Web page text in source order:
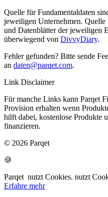
Quelle für Fundamentaldaten
jeweiligen Unternehmen.
und Datenblätter der jeweiligen
überwiegend von DivvyDiary.
Fehler gefunden? Bitte sende
an daten@parqet.com.
Link Disclaimer
Für manche Links kann Parqet
Provision erhalten wenn
hilft dabei, kostenlose Produkte
finanzieren.
© 2026 Parqet
🍪
Parqet nutzt Cookies. nutzt
Erfahre mehr